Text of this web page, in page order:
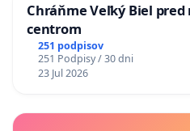
Chráňme Veľký Biel
centrom
251 podpisov
251 Podpisy / 30 dni
23 Jul 2026